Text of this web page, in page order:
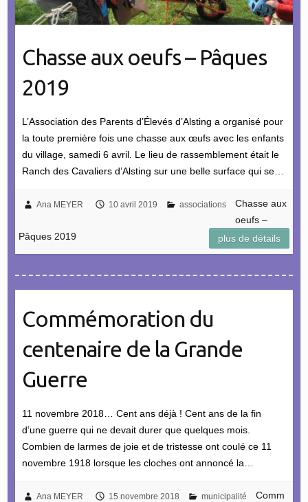
Chasse aux oeufs – Pâques
2019
L’Association des Parents d’Élevés d’Alsting a organisé pour
la toute première fois une chasse aux œufs avec les enfants
du village, samedi 6 avril. Le lieu de rassemblement était le
Ranch des Cavaliers d’Alsting sur une belle surface qui se…
Ana MEYER 10 avril 2019 associations
Chasse aux
oeufs –
Pâques 2019
plus de détails
Commémoration du
centenaire de la Grande
Guerre
11 novembre 2018… Cent ans déjà ! Cent ans de la fin
d’une guerre qui ne devait durer que quelques mois.
Combien de larmes de joie et de tristesse ont coulé ce 11
novembre 1918 lorsque les cloches ont annoncé la…
Ana MEYER 15 novembre 2018 municipalité
Comm